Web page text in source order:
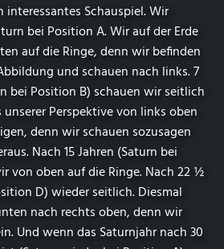
interessantes Schauspiel. Wir
bei Position A. Wir auf der Erde
auf die Ringe, denn wir befinden
und schauen nach links. 7
bei Position B) schauen wir seitlich
Perspektive von links oben
denn wir schauen sozusagen
Nach 15 Jahren (Saturn bei
von oben auf die Ringe. Nach 22 ½
D) wieder seitlich. Diesmal
nach rechts oben, denn wir
Und wenn das Saturnjahr nach 30